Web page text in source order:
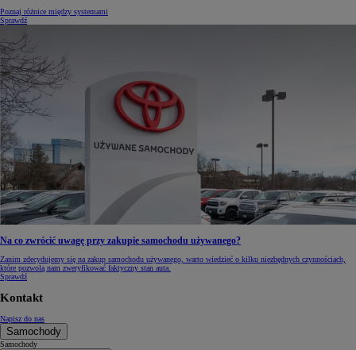
Poznaj różnice między systemami
Sprawdź
Na co zwrócić uwagę przy zakupie samochodu używanego?
Zanim zdecydujemy się na zakup samochodu używanego, warto wiedzieć o kilku niezbędnych czynnościach,
które pozwolą nam zweryfikować faktyczny stan auta.
Sprawdź
Kontakt
Napisz do nas
Samochody
Samochody